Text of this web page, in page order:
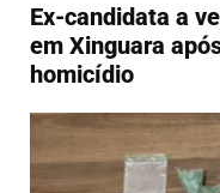
Ex-candidata a
em Xinguara
homicídio